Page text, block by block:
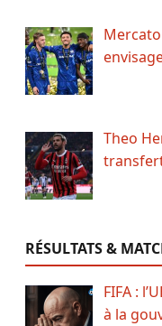
Theo
RÉSULTATS &
FIFA :
à la